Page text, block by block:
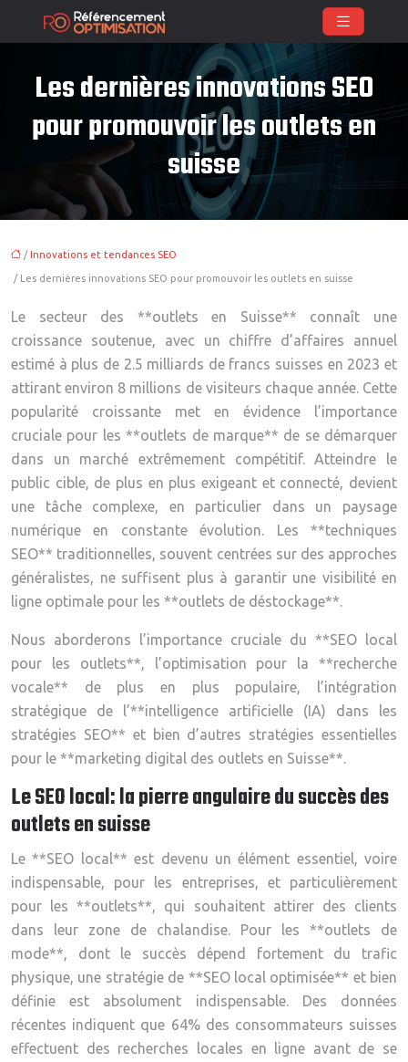
Les dernières innovations SEO
pour promouvoir les outlets en
suisse
/Innovations et tendances SEO
/ Les dernières innovations SEO pour promouvoir les outlets en suisse
Le secteur des **outlets en Suisse** connaît une
croissance soutenue, avec un chiffre d’affaires annuel
estimé à plus de 2.5 milliards de francs suisses en 2023 et
attirant environ 8 millions de visiteurs chaque année. Cette
popularité croissante met en évidence l’importance
cruciale pour les **outlets de marque** de se démarquer
dans un marché extrêmement compétitif. Atteindre le
public cible, de plus en plus exigeant et connecté, devient
une tâche complexe, en particulier dans un paysage
numérique en constante évolution. Les **techniques
SEO** traditionnelles, souvent centrées sur des approches
généralistes, ne suffisent plus à garantir une visibilité en
ligne optimale pour les **outlets de déstockage**.
Nous aborderons l’importance cruciale du **SEO local
pour les outlets**, l’optimisation pour la **recherche
vocale** de plus en plus populaire, l’intégration
stratégique de l’**intelligence artificielle (IA) dans les
stratégies SEO** et bien d’autres stratégies essentielles
pour le **marketing digital des outlets en Suisse**.
Le SEO local: la pierre angulaire du succès des
outlets en suisse
Le **SEO local** est devenu un élément essentiel, voire
indispensable, pour les entreprises, et particulièrement
pour les **outlets**, qui souhaitent attirer des clients
dans leur zone de chalandise. Pour les **outlets de
mode**, dont le succès dépend fortement du trafic
physique, une stratégie de **SEO local optimisée** et bien
définie est absolument indispensable. Des données
récentes indiquent que 64% des consommateurs suisses
effectuent des recherches locales en ligne avant de se